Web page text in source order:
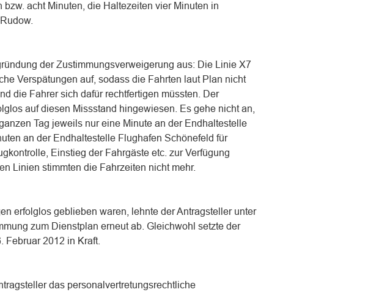
acht Minuten, die Haltezeiten vier Minuten in
der Zustimmungsverweigerung aus: Die Linie X7
Verspätungen auf, sodass die Fahrten laut Plan nicht
die Fahrer sich dafür rechtfertigen müssten. Der
auf diesen Missstand hingewiesen. Es gehe nicht an,
Tag jeweils nur eine Minute an der Endhaltestelle
an der Endhaltestelle Flughafen Schönefeld für
Einstieg der Fahrgäste etc. zur Verfügung
Linien stimmten die Fahrzeiten nicht mehr.
erfolglos geblieben waren, lehnte der Antragsteller unter
zum Dienstplan erneut ab. Gleichwohl setzte der
Februar 2012 in Kraft.
das personalvertretungsrechtliche